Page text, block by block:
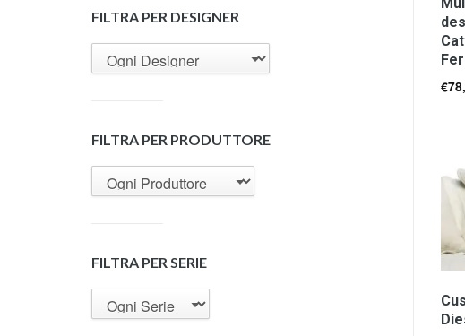
€
FILTRA PER DESIGNER
FILTRA PER PRODUTTORE
FILTRA PER SERIE